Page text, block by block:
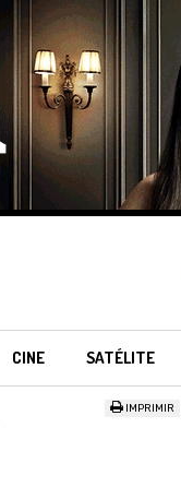
CINE SATÉLITE
IMPRIMIR